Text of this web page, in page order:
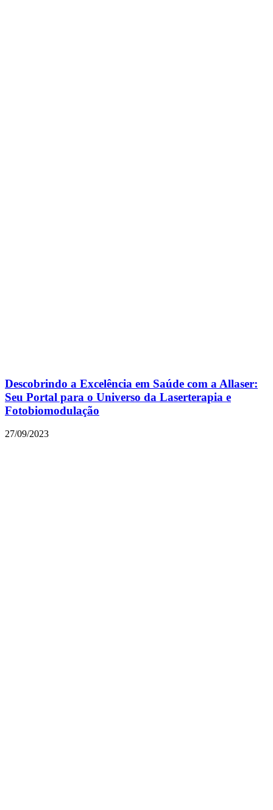
Descobrindo a Excelência em Saúde com a Allaser:
Seu Portal para o Universo da Laserterapia e
Fotobiomodulação
27/09/2023